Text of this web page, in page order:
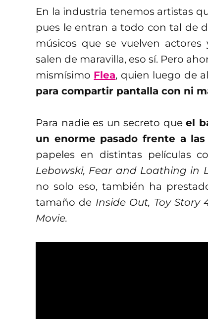
En la industria tenemos artistas
pues le entran a todo con tal de
músicos que se vuelven
salen de maravilla, eso sí. Pero
mismísimo Flea, quien luego de
para compartir pantalla con ni
Para nadie es un secreto queel
un enorme pasado frente a las
papeles en distintas películas
Lebowski, Fear and Loathing in
no solo eso, también ha
tamaño de Inside Out, Toy Story
Movie.